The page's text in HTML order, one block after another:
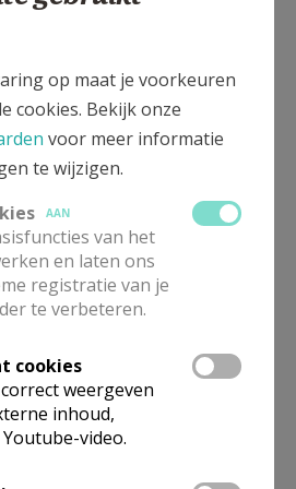
of gebed brengt hij/zij de
dat er mensen zijn die naar
al is de kring rond de zieke
hij staat niet los van de
gemeenschap uitdrukking als
hou je dan de band met de
levend?
niet mogelijk om deel te
van de geloofsgemeenschap
te brengen. Dat kan op twee
iemand van de huisgenoten
de viering. Er wordt daartoe
gesteld. Ofwel brengt
op maat je voorkeuren
cookies. Bekijk onze
voor meer informatie
te wijzigen.
AAN
van het
en laten ons
registratie van je
te verbeteren.
cookies
weergeven
inhoud,
video.